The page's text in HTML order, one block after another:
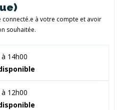
à votre compte et avoir
souhaitée.
14h00
12h00